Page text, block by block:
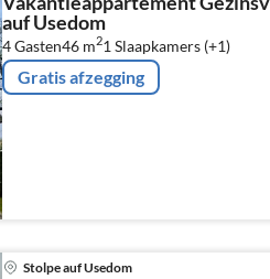
auf Usedom
4 Gasten46 m21 Slaapkamers (+1)
Gratis afzegging
Stolpe auf Usedom